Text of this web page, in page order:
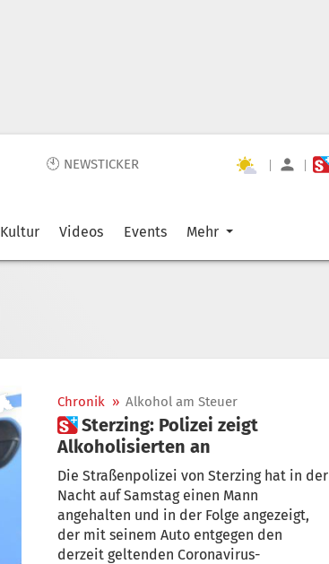
🕙 NEWSTICKER | |
Kultur Videos Events Mehr
Chronik » Alkohol am Steuer
 Sterzing: Polizei zeigt
Alkoholisierten an
Die Straßenpolizei von Sterzing hat in der
Nacht auf Samstag einen Mann
angehalten und in der Folge angezeigt,
der mit seinem Auto entgegen den
derzeit geltenden Coronavirus-